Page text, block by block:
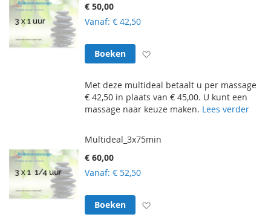
€ 50,00
Vanaf € 42,50
Boeken
Met deze multideal betaalt u per massage
€ 42,50 in plaats van € 45,00. U kunt een
massage naar keuze maken. Lees verder
Multideal_3x75min
€ 60,00
Vanaf € 52,50
Boeken